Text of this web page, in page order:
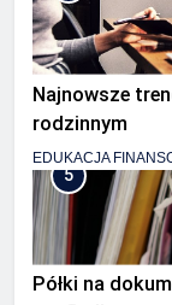
Najnowsze
rodzinnym
EDUKACJA
5
Półki na